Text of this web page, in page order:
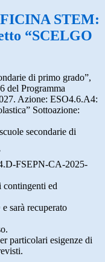
STEM:
“SCELGO
di primo grado”,
del Programma
Azione: ESO4.6.A4:
Sottoazione:
secondarie di
FSEPN-CA-2025-
contingenti ed
sarà recuperato
particolari esigenze di